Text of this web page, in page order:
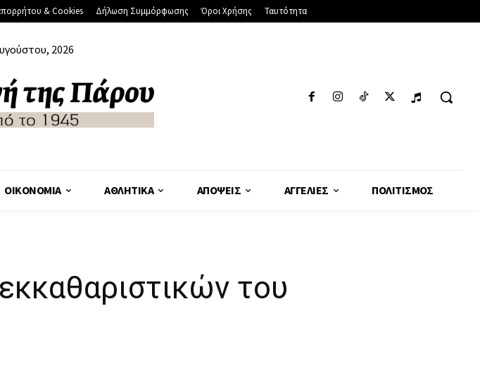
& Cookies Δήλωση Συμμόρφωσης Όροι Χρήσης Ταυτότητα
2026
ΟΙΚΟΝΟΜΊΑ ΑΘΛΗΤΙΚΆ ΑΠΌΨΕΙΣ ΑΓΓΕΛΊΕΣ ΠΟΛΙΤΙΣΜΌΣ
του